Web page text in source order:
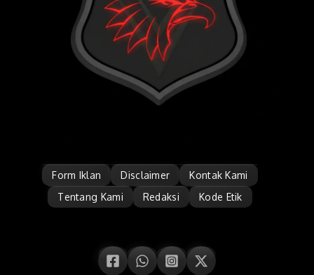
Form Iklan Disclaimer
Kontak Kami
Tentang Kami
Redaksi Kode Etik